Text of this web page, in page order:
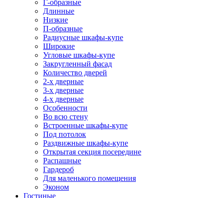
Г-образные
Длинные
Низкие
П-образные
Радиусные шкафы-купе
Широкие
Угловые шкафы-купе
Закругленный фасад
Количество дверей
2-х дверные
3-х дверные
4-х дверные
Особенности
Во всю стену
Встроенные шкафы-купе
Под потолок
Раздвижные шкафы-купе
Открытая секция посередине
Распашные
Гардероб
Для маленького помещения
Эконом
Гостиные